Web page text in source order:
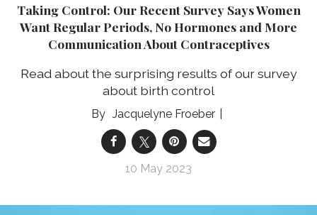
Taking Control: Our Recent Survey Says Women
Want Regular Periods, No Hormones and More
Communication About Contraceptives
Read about the surprising results of our survey
about birth control
Jacquelyne Froeber
10 May 2023